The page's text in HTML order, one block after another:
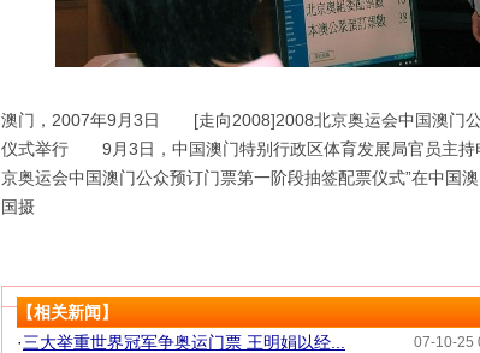
澳门，2007年9月3日 [走向2008]2008北京奥运会中国澳门
仪式举行 9月3日，中国澳门特别行政区体育发展局官员主持
京奥运会中国澳门公众预订门票第一阶段抽签配票仪式”在中
国摄
【相关新闻】
07-10-25
·三大举重世界冠军争奥运门票 王明娟以经...